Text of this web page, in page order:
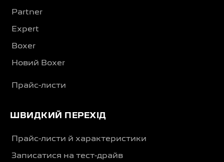
Partner
Expert
Boxer
Новий Boxer
Прайс-листи
ШВИДКИЙ ПЕРЕХІД
Прайс-листи й характеристики
Записатися на тест-драйв